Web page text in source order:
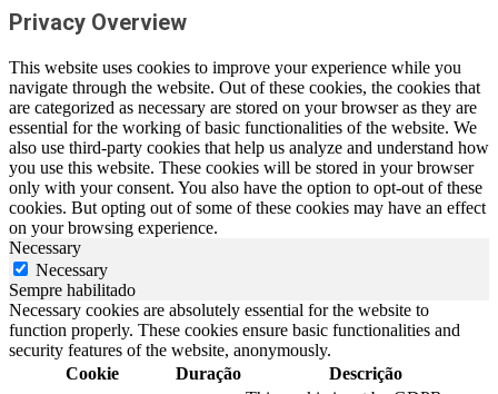
Privacy Overview
This website uses cookies to improve your experience while you
navigate through the website. Out of these cookies, the cookies that
are categorized as necessary are stored on your browser as they are
essential for the working of basic functionalities of the website. We
also use third-party cookies that help us analyze and understand how
you use this website. These cookies will be stored in your browser
only with your consent. You also have the option to opt-out of these
cookies. But opting out of some of these cookies may have an effect
on your browsing experience.
Necessary
Necessary
Sempre habilitado
Necessary cookies are absolutely essential for the website to
function properly. These cookies ensure basic functionalities and
security features of the website, anonymously.
Cookie
Duração Descrição